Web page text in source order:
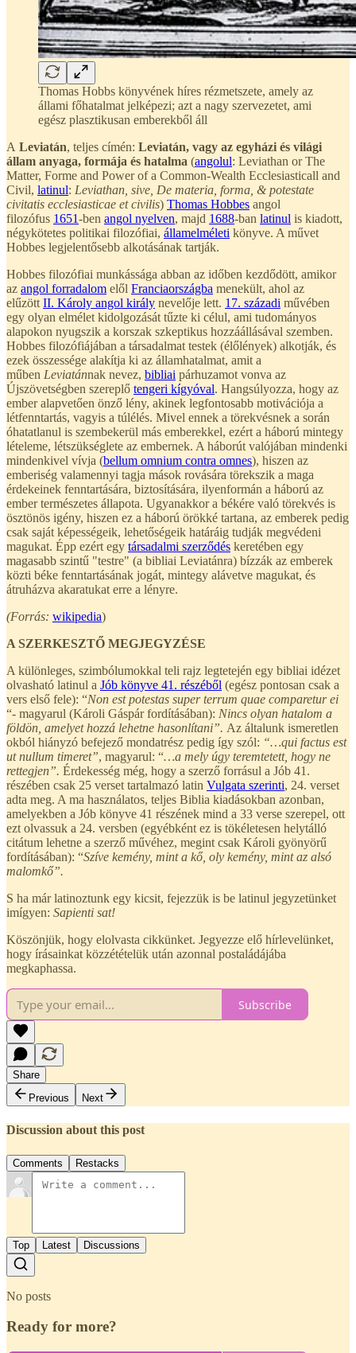
Thomas Hobbs könyvének híres rézmetszete, amely az
állami főhatalmat jelképezi; azt a nagy szervezetet, ami
egész plasztikusan emberekből áll
A Leviatán, teljes címén: Leviatán, vagy az egyházi és világi
állam anyaga, formája és hatalma (angolul: Leviathan or The
Matter, Forme and Power of a Common-Wealth Ecclesiasticall and
Civil, latinul: Leviathan, sive, De materia, forma, & potestate
civitatis ecclesiasticae et civilis) Thomas Hobbes angol
filozófus 1651-ben angol nyelven, majd 1688-ban latinul is kiadott,
négykötetes politikai filozófiai, államelméleti könyve. A művet
Hobbes legjelentősebb alkotásának tartják.
Hobbes filozófiai munkássága abban az időben kezdődött, amikor
az angol forradalom elől Franciaországba menekült, ahol az
elűzött II. Károly angol király nevelője lett. 17. századi művében
egy olyan elmélet kidolgozását tűzte ki célul, ami tudományos
alapokon nyugszik a korszak szkeptikus hozzáállásával szemben.
Hobbes filozófiájában a társadalmat testek (élőlények) alkotják, és
ezek összessége alakítja ki az államhatalmat, amit a
műben Leviatánnak nevez, bibliai párhuzamot vonva az
Újszövetségben szereplő tengeri kígyóval. Hangsúlyozza, hogy az
ember alapvetően önző lény, akinek legfontosabb motivációja a
létfenntartás, vagyis a túlélés. Mivel ennek a törekvésnek a során
óhatatlanul is szembekerül más emberekkel, ezért a háború mintegy
lételeme, létszükséglete az embernek. A háborút valójában mindenki
mindenkivel vívja (bellum omnium contra omnes), hiszen az
emberiség valamennyi tagja mások rovására törekszik a maga
érdekeinek fenntartására, biztosítására, ilyenformán a háború az
ember természetes állapota. Ugyanakkor a békére való törekvés is
ösztönös igény, hiszen ez a háború örökké tartana, az emberek pedig
csak saját képességeik, lehetőségeik határáig tudják megvédeni
magukat. Épp ezért egy társadalmi szerződés keretében egy
magasabb szintű "testre" (a bibliai Leviatánra) bízzák az emberek
közti béke fenntartásának jogát, mintegy alávetve magukat, és
átruházva akaratukat erre a lényre.
(Forrás: wikipedia)
A SZERKESZTŐ MEGJEGYZÉSE
A különleges, szimbólumokkal teli rajz legtetején egy bibliai idézet
olvasható latinul a Jób könyve 41. részéből (egész pontosan csak a
vers első fele): “Non est potestas super terrum quae comparetur ei
“- magyarul (Károli Gáspár fordításában): Nincs olyan hatalom a
földön, amelyet hozzá lehetne hasonlítani”. Az általunk ismeretlen
okból hiányzó befejező mondatrész pedig így szól: “…qui factus est
ut nullum timeret”, magyarul: “…a mely úgy teremtetett, hogy ne
rettegjen”. Érdekesség még, hogy a szerző forrásul a Jób 41.
részében csak 25 verset tartalmazó latin Vulgata szerinti, 24. verset
adta meg. A ma használatos, teljes Biblia kiadásokban azonban,
amelyekben a Jób könyve 41 részének mind a 33 verse szerepel, ott
ezt olvassuk a 24. versben (egyébként ez is tökéletesen helytálló
citátum lehetne a szerző művéhez, megint csak Károli gyönyörű
fordításában): “Szíve kemény, mint a kő, oly kemény, mint az alsó
malomkő”.
S ha már latinoztunk egy kicsit, fejezzük is be latinul jegyzetünket
imígyen: Sapienti sat!
Köszönjük, hogy elolvasta cikkünket. Jegyezze elő hírlevelünket,
hogy írásainkat közzétételük után azonnal postaládájába
megkaphassa.
Subscribe
Share
Previous
Next
Discussion about this post
Comments Restacks
Top Latest Discussions
No posts
Ready for more?